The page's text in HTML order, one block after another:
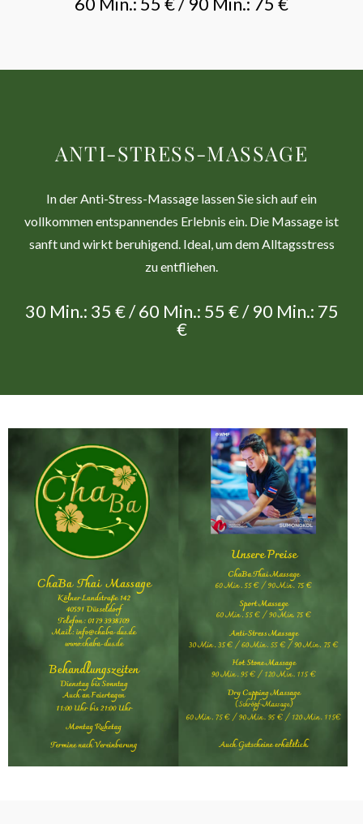
ANTI-STRESS-MASSAGE
In der Anti-Stress-Massage lassen Sie sich auf ein
vollkommen entspannendes Erlebnis ein. Die Massage ist
sanft und wirkt beruhigend. Ideal, um dem Alltagsstress
zu entfliehen.
30 Min.: 35 € / 60 Min.: 55 € / 90 Min.: 75
€